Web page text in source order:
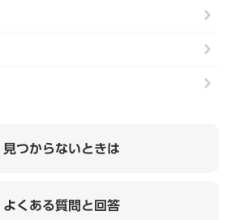
見つからないときは
よくある質問と回答